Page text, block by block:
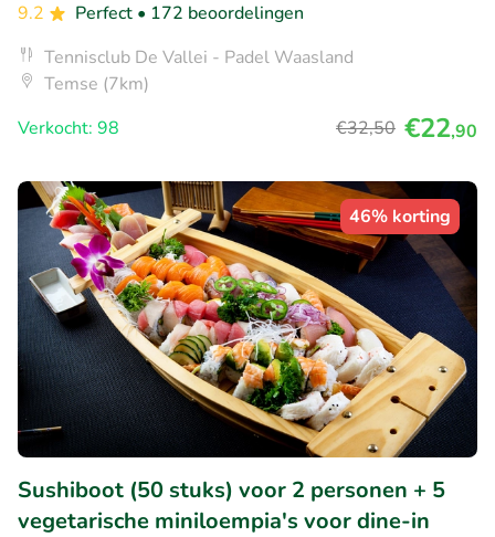
9.2
Perfect • 172 beoordelingen
Tennisclub De Vallei - Padel Waasland
Temse (7km)
Verkocht: 98
€32,50 €22,90
46% korting
Sushiboot (50 stuks) voor 2 personen + 5
vegetarische miniloempia's voor dine-in